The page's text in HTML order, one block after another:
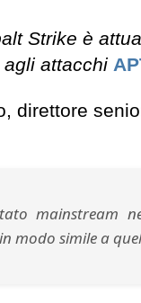
Strike è
attacchi
direttore
mainstream
simile a